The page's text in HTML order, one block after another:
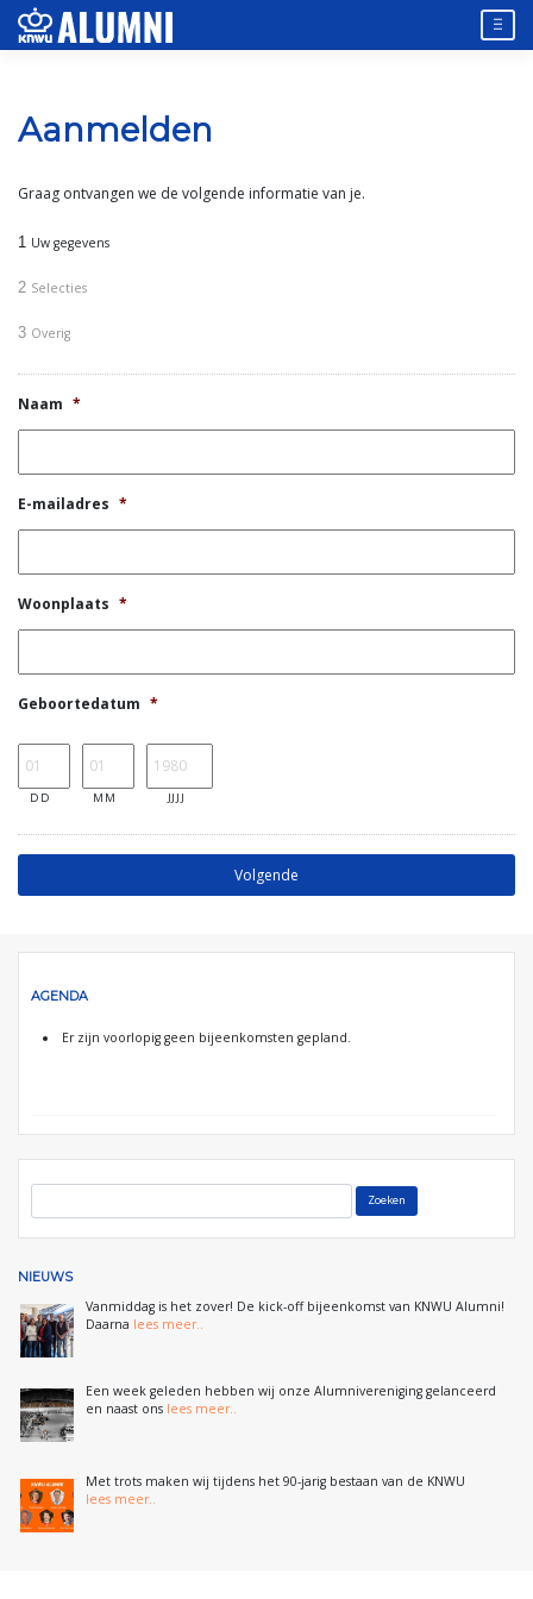
Skip
content
Aanmelden
Graag ontvangen we de volgende informatie van je.
1 Uw gegevens
2 Selecties
3 Overig
Naam *
E-mailadres *
Woonplaats *
Geboortedatum *
DD MM JJJJ
AGENDA
Er zijn voorlopig geen bijeenkomsten gepland.
NIEUWS
Vanmiddag is het zover! De kick-off bijeenkomst van KNWU Alumni!
Daarna lees meer..
Een week geleden hebben wij onze Alumnivereniging gelanceerd
en naast ons lees meer..
Met trots maken wij tijdens het 90-jarig bestaan van de KNWU
lees meer..